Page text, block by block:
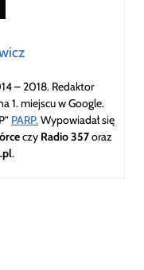
– 2018. Redaktor
1. miejscu w Google.
PARP.Wypowiadał się
czy Radio 357oraz
.